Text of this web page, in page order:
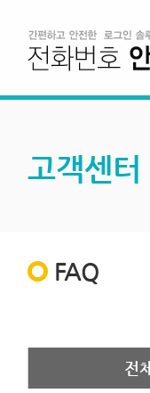
고객센터
FAQ
전체